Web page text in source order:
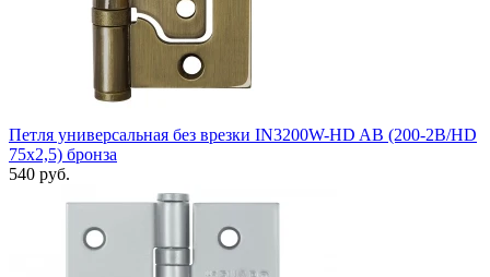
Петля универсальная без врезки IN3200W-HD AB (200-2B/HD
75x2,5) бронза
540 руб.